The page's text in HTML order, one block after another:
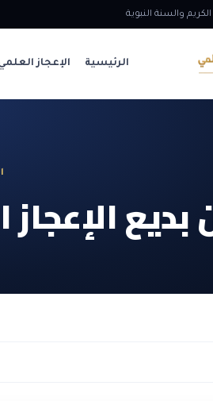
والسنة النبوية
الرئيسية الإعجاز